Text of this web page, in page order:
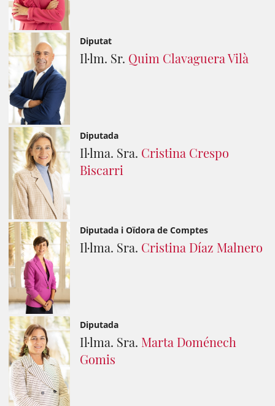
Diputat
Il·lm. Sr. Quim Clavaguera Vilà
Diputada
Il·lma. Sra. Cristina Crespo
Biscarri
Diputada i Oïdora de Comptes
Il·lma. Sra. Cristina Díaz Malnero
Diputada
Il·lma. Sra. Marta Doménech
Gomis